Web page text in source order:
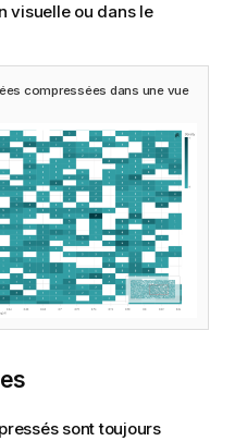
visuelle ou dans le
compressées dans une vue
sont toujours